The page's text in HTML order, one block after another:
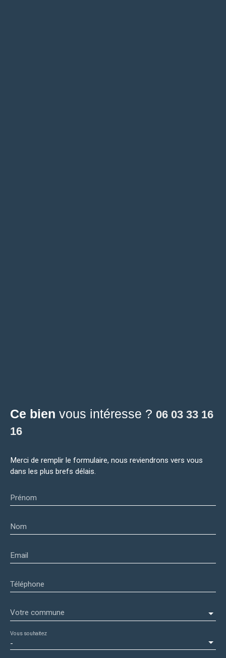
Ce bien vous intéresse ? 06 03 33 16
16
Merci de remplir le formulaire, nous reviendrons vers vous
dans les plus brefs délais.
Prénom
Nom
Email
Téléphone
Votre commune
-
Vous souhaitez